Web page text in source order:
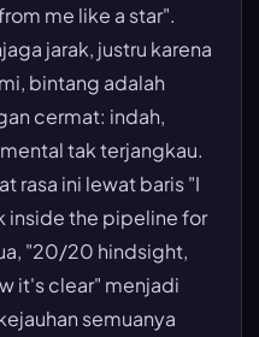
me like a star".
jarak, justru karena
bintang adalah
cermat: indah,
tak terjangkau.
rasa ini lewat baris "I
inside the pipeline for
"20/20 hindsight,
it's clear" menjadi
semuanya